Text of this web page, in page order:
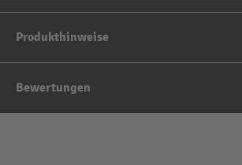
Produkthinweise
Bewertungen